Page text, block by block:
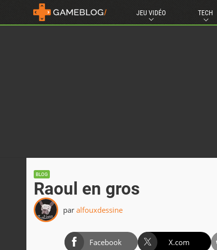
JEU VIDÉO TECH
BLOG
Raoul en gros
par alfouxdessine
Facebook X.com